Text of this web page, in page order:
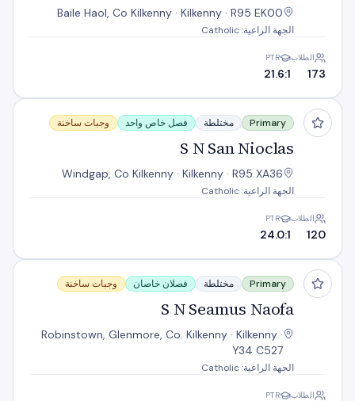
Baile Haol, Co Kilkenny · Kilkenny · R95 EK00
الجهة الراعية: Catholic
الطلاب
173
PTR
21.6:1
S N San Nioclas
Primary مختلطة فصل خاص واحد وجبات ساخنة
S N San Nioclas
Windgap, Co Kilkenny · Kilkenny · R95 XA36
الجهة الراعية: Catholic
الطلاب
120
PTR
24.0:1
S N Seamus Naofa
Primary مختلطة فصلان خاصان وجبات ساخنة
S N Seamus Naofa
Robinstown, Glenmore, Co. Kilkenny · Kilkenny ·
Y34 C527
الجهة الراعية: Catholic
الطلاب PTR